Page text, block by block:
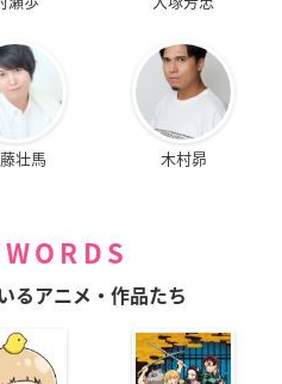
壮馬 木村昴
るアニメ・作品たち